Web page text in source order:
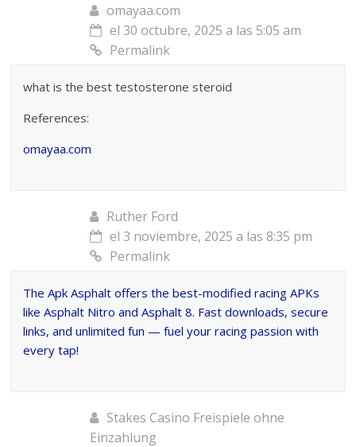
omayaa.com
el 30 octubre, 2025 a las 5:05 am
Permalink
what is the best testosterone steroid
References:
omayaa.com
Ruther Ford
el 3 noviembre, 2025 a las 8:35 pm
Permalink
The Apk Asphalt offers the best-modified racing APKs
like Asphalt Nitro and Asphalt 8. Fast downloads, secure
links, and unlimited fun — fuel your racing passion with
every tap!
Stakes Casino Freispiele ohne
Einzahlung